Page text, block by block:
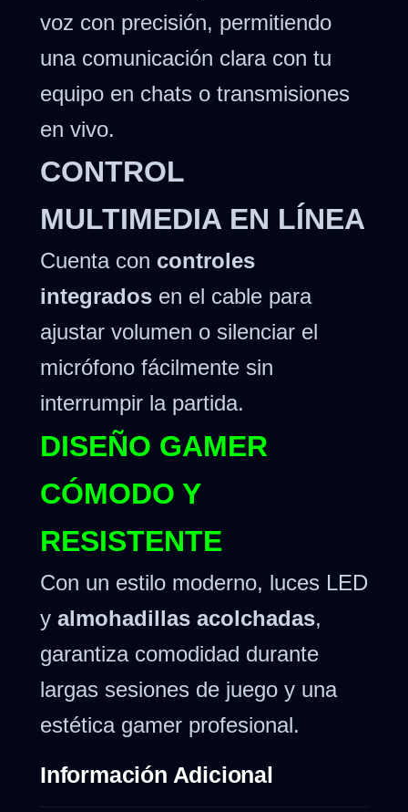
voz con precisión, permitiendo
una comunicación clara con tu
equipo en chats o transmisiones
en vivo.
CONTROL
MULTIMEDIA EN LÍNEA
Cuenta con controles
integrados en el cable para
ajustar volumen o silenciar el
micrófono fácilmente sin
interrumpir la partida.
DISEÑO GAMER
CÓMODO Y
RESISTENTE
Con un estilo moderno, luces LED
y almohadillas acolchadas,
garantiza comodidad durante
largas sesiones de juego y una
estética gamer profesional.
Información Adicional